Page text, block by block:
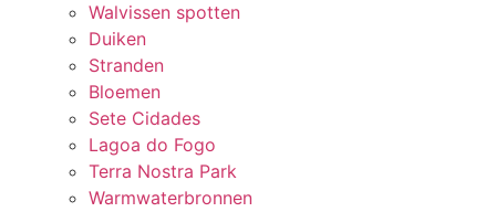
Walvissen spotten
Duiken
Stranden
Bloemen
Sete Cidades
Lagoa do Fogo
Terra Nostra Park
Warmwaterbronnen